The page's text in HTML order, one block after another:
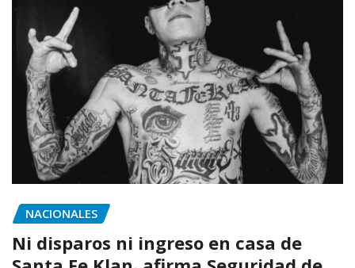
NACIONALES
Ni disparos ni ingreso en casa de